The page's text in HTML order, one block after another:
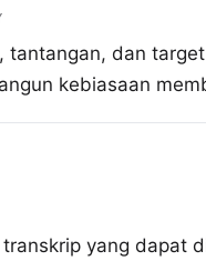
tantangan, dan
kebiasaan
yang dapat